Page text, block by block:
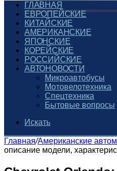
ГЛАВНАЯ
ЕВРОПЕЙСКИЕ
КИТАЙСКИЕ
АМЕРИКАНСКИЕ
ЯПОНСКИЕ
КОРЕЙСКИЕ
РОССИЙСКИЕ
АВТОНОВОСТИ
Микроавтобусы
Мотовелотехника
Спецтехника
Бытовые вопросы
Искать
Главная/Американские
описание модели,